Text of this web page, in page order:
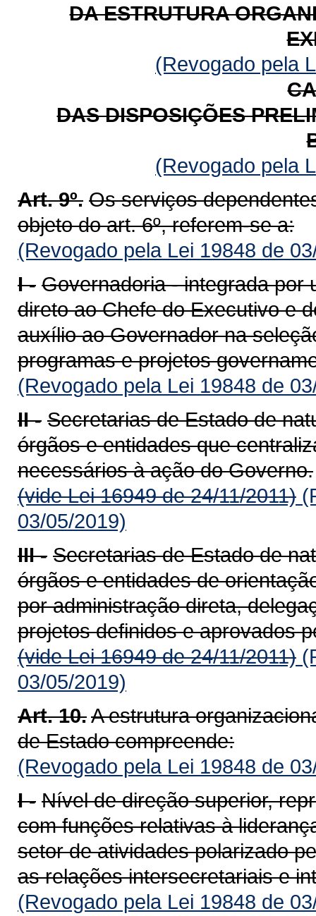
DA ESTRUTURA
(Revogado pela
DAS DISPOSIÇÕES
(Revogado pela
Art. 9º. Os serviços
objeto do art. 6º, referem-se a:
(Revogado pela Lei 19848 de
I - Governadoria - integrada por
direto ao Chefe do Executivo e
auxílio ao Governador na
programas e projetos
(Revogado pela Lei 19848 de
II - Secretarias de Estado de
órgãos e entidades que
necessários à ação do Governo.
(vide Lei 16949 de 24/11/2011)
03/05/2019)
III - Secretarias de Estado de
órgãos e entidades de
por administração direta,
projetos definidos e apro­vados
(vide Lei 16949 de 24/11/2011)
03/05/2019)
Art. 10.A estrutura
de Estado compreende:
(Revogado pela Lei 19848 de
I - Nível de direção superior,
com funções relativas à
setor de atividades polarizado
as relações intersecre­tariais e
(Revogado pela Lei 19848 de